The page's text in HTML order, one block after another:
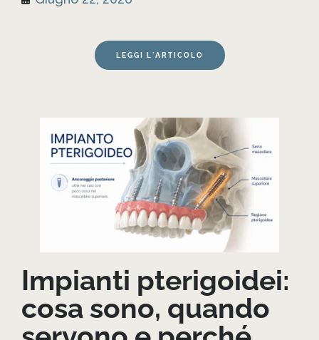
LEGGI L'ARTICOLO
Impianti pterigoidei:
cosa sono, quando